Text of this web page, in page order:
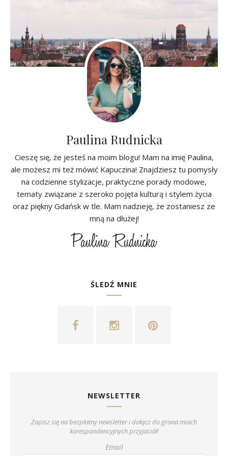
Paulina Rudnicka
Cieszę się, że jesteś na moim blogu! Mam na imię Paulina,
ale możesz mi też mówić Kapuczina! Znajdziesz tu pomysły
na codzienne stylizacje, praktyczne porady modowe,
tematy związane z szeroko pojęta kulturą i stylem życia
oraz piękny Gdańsk w tle. Mam nadzieję, że zostaniesz ze
mną na dłużej!
ŚLEDŹ MNIE
NEWSLETTER
Zapisz się na bezpłatny newsletter i dołącz do grona moich
korespondencyjnych przyjaciół!
Email